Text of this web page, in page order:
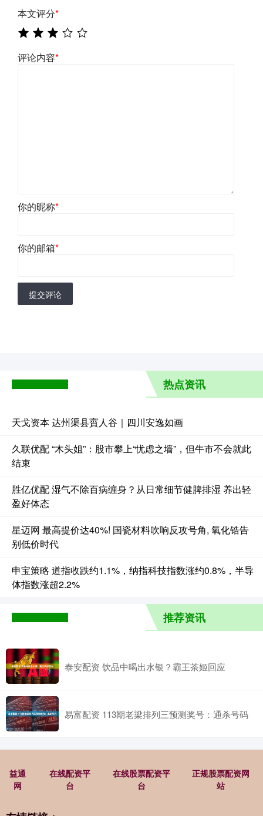
本文评分*
评论内容*
你的昵称*
你的邮箱*
提交评论
热点资讯
天戈资本 达州渠县賨人谷｜四川安逸如画
久联优配 “木头姐”：股市攀上“忧虑之墙”，但牛市不会就此
结束
胜亿优配 湿气不除百病缠身？从日常细节健脾排湿 养出轻
盈好体态
星迈网 最高提价达40%! 国瓷材料吹响反攻号角, 氧化锆告
别低价时代
申宝策略 道指收跌约1.1%，纳指科技指数涨约0.8%，半导
体指数涨超2.2%
推荐资讯
泰安配资 饮品中喝出水银？霸王茶姬回应
易富配资 113期老梁排列三预测奖号：通杀号码
益通
网
在线配资平
台
在线股票配资平
台
正规股票配资网
站